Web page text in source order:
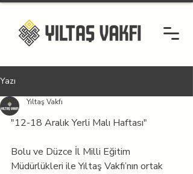
Yazı
Yıltaş Vakfı
"12-18 Aralık Yerli Malı Haftası"
Bolu ve Düzce İl Milli Eğitim
Müdürlükleri ile Yıltaş Vakfı’nın ortak